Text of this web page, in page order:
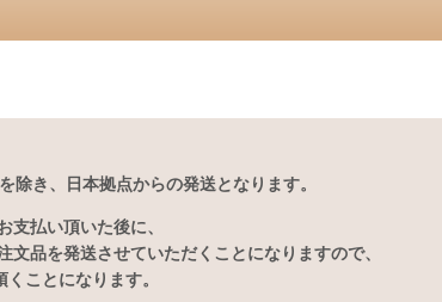
除き、日本拠点からの発送となります。
支払い頂いた後に、
文品を発送させていただくことになりますので、
ことになります。